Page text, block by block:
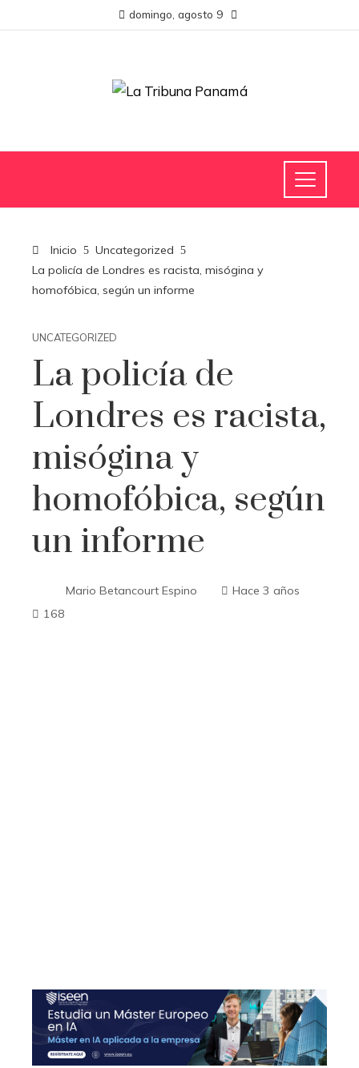
domingo, agosto 9
Inicio
Uncategorized
La policía de Londres es racista, misógina y
homofóbica, según un informe
UNCATEGORIZED
La policía de
Londres es racista,
misógina y
homofóbica, según
un informe
Mario Betancourt Espino
Hace 3 años
168